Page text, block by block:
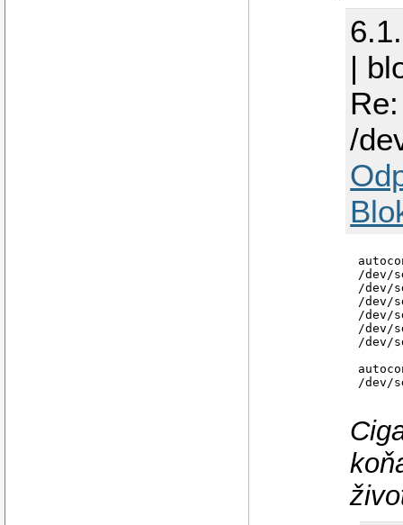
|
/
/dev/
/dev/
/dev/
/dev/
/dev/
/dev/
/dev/
udev
/dev/
/dev/
/dev/